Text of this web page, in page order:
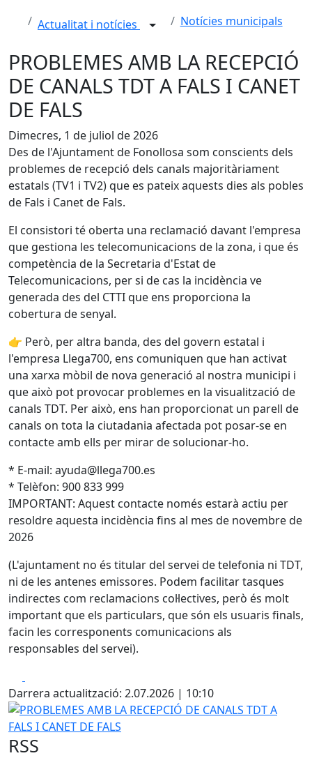
Actualitat i notícies Notícies municipals
PROBLEMES AMB LA RECEPCIÓ
DE CANALS TDT A FALS I CANET
DE FALS
Dimecres, 1 de juliol de 2026
Des de l'Ajuntament de Fonollosa som conscients dels
problemes de recepció dels canals majoritàriament
estatals (TV1 i TV2) que es pateix aquests dies als pobles
de Fals i Canet de Fals.
El consistori té oberta una reclamació davant l'empresa
que gestiona les telecomunicacions de la zona, i que és
competència de la Secretaria d'Estat de
Telecomunicacions, per si de cas la incidència ve
generada des del CTTI que ens proporciona la
cobertura de senyal.
👉 Però, per altra banda, des del govern estatal i
l'empresa Llega700, ens comuniquen que han activat
una xarxa mòbil de nova generació al nostra municipi i
que això pot provocar problemes en la visualització de
canals TDT. Per això, ens han proporcionat un parell de
canals on tota la ciutadania afectada pot posar-se en
contacte amb ells per mirar de solucionar-ho.
* E-mail: ayuda@llega700.es
* Telèfon: 900 833 999
IMPORTANT: Aquest contacte només estarà actiu per
resoldre aquesta incidència fins al mes de novembre de
2026
(L'ajuntament no és titular del servei de telefonia ni TDT,
ni de les antenes emissores. Podem facilitar tasques
indirectes com reclamacions col·lectives, però és molt
important que els particulars, que són els usuaris finals,
facin les corresponents comunicacions als
responsables del servei).
Darrera actualització: 2.07.2026 | 10:10
PROBLEMES AMB LA RECEPCIÓ DE CANALS TDT A FALS I
RSS